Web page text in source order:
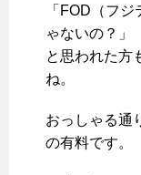
「FOD（フ
ゃないの？」
と思われた方
ね。
おっしゃる通
の有料です。